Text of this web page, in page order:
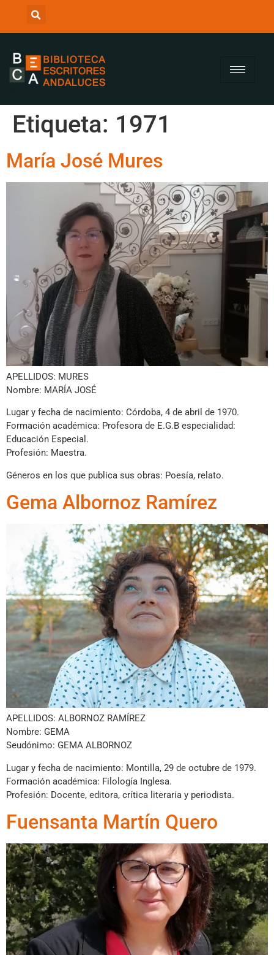
Etiqueta: 1971
María José Mures
APELLIDOS: MURES
Nombre: MARÍA JOSÉ
Lugar y fecha de nacimiento: Córdoba, 4 de abril de 1970.
Formación académica: Profesora de E.G.B especialidad:
Educación Especial.
Profesión: Maestra.
Géneros en los que publica sus obras: Poesía, relato.
Gema Albornoz Ramírez
APELLIDOS: ALBORNOZ RAMÍREZ
Nombre: GEMA
Seudónimo: GEMA ALBORNOZ
Lugar y fecha de nacimiento: Montilla, 29 de octubre de 1979.
Formación académica: Filología Inglesa.
Profesión: Docente, editora, crítica literaria y periodista.
Fuensanta Martín Quero